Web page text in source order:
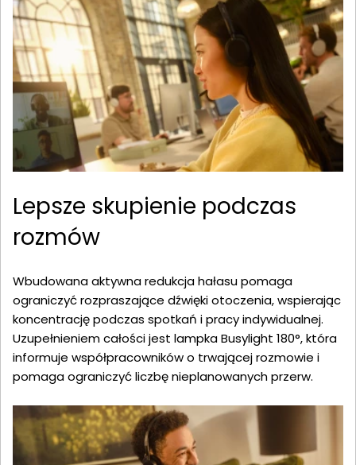
Lepsze skupienie podczas
rozmów
Wbudowana aktywna redukcja hałasu pomaga
ograniczyć rozpraszające dźwięki otoczenia, wspierając
koncentrację podczas spotkań i pracy indywidualnej.
Uzupełnieniem całości jest lampka Busylight 180°, która
informuje współpracowników o trwającej rozmowie i
pomaga ograniczyć liczbę nieplanowanych przerw.